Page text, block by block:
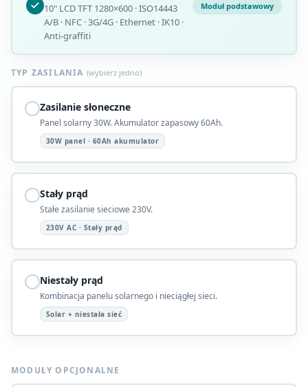
10" LCD TFT 1280×600 · ISO14443
A/B · NFC · 3G/4G · Ethernet · IK10 ·
Anti-graffiti
Moduł podstawowy
TYP ZASILANIA (wybierz jedno)
Zasilanie słoneczne
Panel solarny 30W. Akumulator zapasowy 60Ah.
30W panel · 60Ah akumulator
Stały prąd
Stałe zasilanie sieciowe 230V.
230V AC · Stały prąd
Niestały prąd
Kombinacja panelu solarnego i nieciągłej sieci.
Solar + niestała sieć
MODUŁY OPCJONALNE